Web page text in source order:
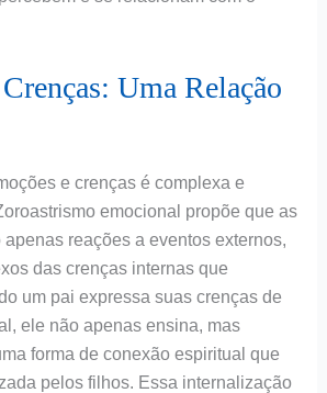
Uma Relação
e crenças é complexa e
emocional propõe que as
reações a eventos externos,
das crenças internas que
um pai expressa suas crenças de
ele não apenas ensina, mas
forma de conexão espiritual que
pelos filhos. Essa internalização